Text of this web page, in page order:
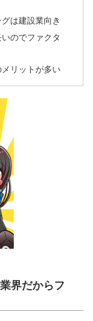
は建設業向き
のでファクタ
リットが多い
界だからフ